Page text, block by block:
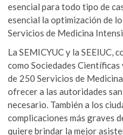
esencial para todo tipo de
esencial la optimización de
Servicios de Medicina
La SEMICYUC y la SEEIUC,
como Sociedades
de 250 Servicios de
ofrecer a las autoridades
necesario. También a los
complicaciones más graves
quiere brindar la mejor